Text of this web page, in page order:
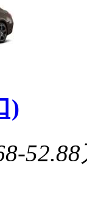
)
52.88